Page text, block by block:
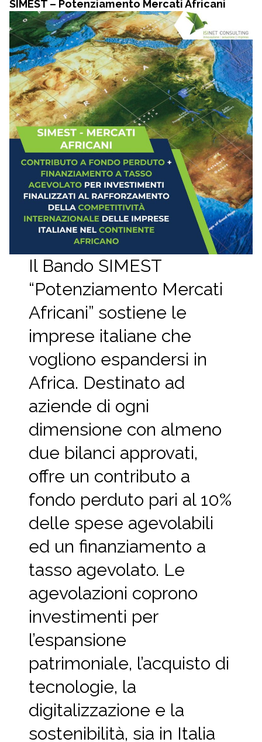
SIMEST – Potenziamento Mercati Africani
Il Bando SIMEST
“Potenziamento Mercati
Africani” sostiene le
imprese italiane che
vogliono espandersi in
Africa. Destinato ad
aziende di ogni
dimensione con almeno
due bilanci approvati,
offre un contributo a
fondo perduto pari al 10%
delle spese agevolabili
ed un finanziamento a
tasso agevolato. Le
agevolazioni coprono
investimenti per
l’espansione
patrimoniale, l’acquisto di
tecnologie, la
digitalizzazione e la
sostenibilità, sia in Italia